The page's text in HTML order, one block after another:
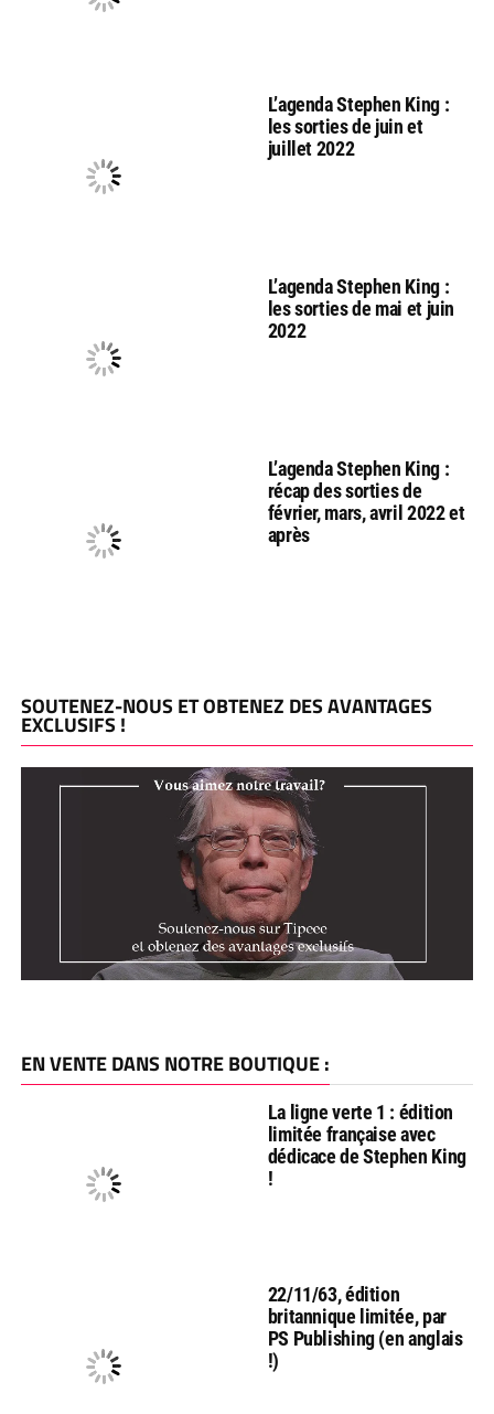
L’agenda Stephen King :
les sorties de juin et
juillet 2022
L’agenda Stephen King :
les sorties de mai et juin
2022
L’agenda Stephen King :
récap des sorties de
février, mars, avril 2022 et
après
SOUTENEZ-NOUS ET OBTENEZ DES AVANTAGES
EXCLUSIFS !
EN VENTE DANS NOTRE BOUTIQUE :
La ligne verte 1 : édition
limitée française avec
dédicace de Stephen King
!
22/11/63, édition
britannique limitée, par
PS Publishing (en anglais
!)